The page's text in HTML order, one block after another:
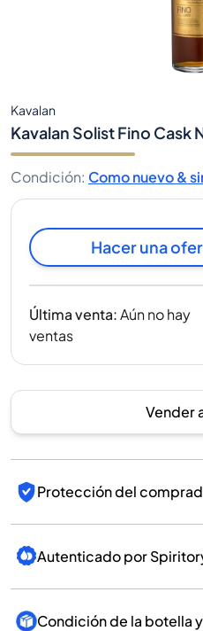
Kavalan
Kavalan Solist Fino Cask
Condición: Como nuevo &
Hacer una
Última venta:Aún no hay
ventas
Vender
Protección del
Autenticado por
Condición de la botella